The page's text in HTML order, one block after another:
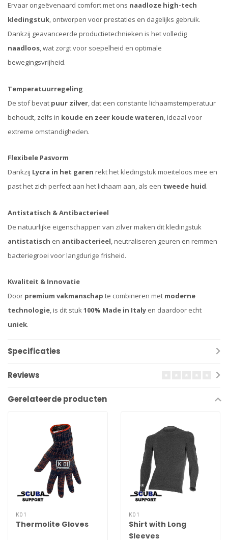
Ervaar ongeëvenaard comfort met ons naadloze high-tech
kledingstuk, ontworpen voor prestaties en dagelijks gebruik.
Dankzij geavanceerde productietechnieken is het volledig
naadloos, wat zorgt voor soepelheid en optimale
bewegingsvrijheid.
Temperatuurregeling
De stof bevat puur zilver, dat een constante lichaamstemperatuur
behoudt, zelfs in koude en zeer koude wateren, ideaal voor
extreme omstandigheden.
Flexibele Pasvorm
Dankzij Lycra in het garen rekt het kledingstuk moeiteloos mee en
past het zich perfect aan het lichaam aan, als een tweede huid.
Antistatisch & Antibacterieel
De natuurlijke eigenschappen van zilver maken dit kledingstuk
antistatisch en antibacterieel , neutraliseren geuren en remmen
bacteriegroei voor langdurige frisheid.
Kwaliteit & Innovatie
Door premium vakmanschap te combineren met moderne
technologie, is dit stuk100% Made in Italy en daardoor echt
uniek.
Specificaties
Reviews
Gerelateerde producten
K01
Thermolite Gloves
K01
Shirt with Long
Sleeves